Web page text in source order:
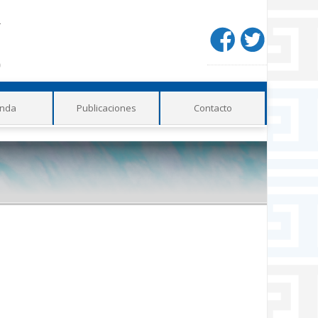
Publicaciones Contacto